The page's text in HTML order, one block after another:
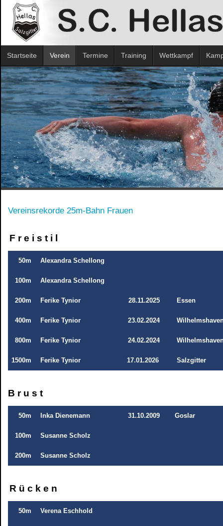
Startseite Verein Termine Training Wettkampf
Vereinsrekorde 25m-Bahn Frauen
F r e i s t i l
50m Alexandra Schellong
100m Alexandra Schellong
200m Ferike Tynior 28.11.2025 Essen
400m Ferike Tynior 23.02.2024
800m Ferike Tynior 24.02.2024
1500m Ferike Tynior 17.01.2026 Salzgitter
B r u s t
50m Inka Dienemann 31.10.2009 Goslar
100m Susanne Scholz
200m Susanne Scholz
R ü c k e n
50m Verena Eschhold